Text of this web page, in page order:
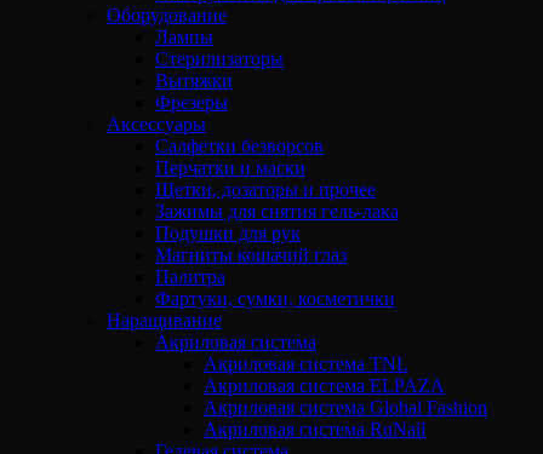
Оборудование
Лампы
Стерилизаторы
Вытяжки
Фрезеры
Аксессуары
Салфетки безворсов
Перчатки и маски
Щетки, дозаторы и прочее
Зажимы для снятия гель-лака
Подушки для рук
Магниты кошачий глаз
Палитра
Фартуки, сумки, косметички
Наращивание
Акриловая система
Акриловая система TNL
Акриловая система ELPAZA
Акриловая система Global Fashion
Акриловая система RuNail